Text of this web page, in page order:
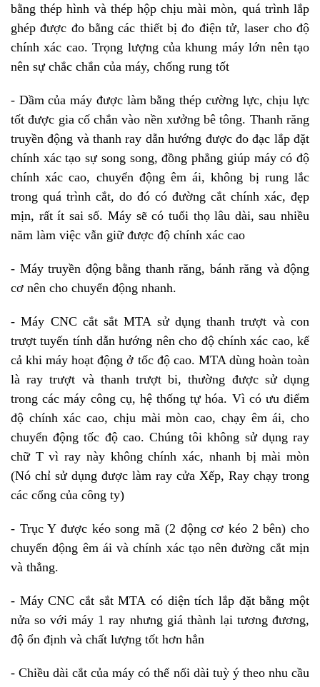
bằng thép hình và thép hộp chịu mài mòn, quá trình lắp
ghép được đo bằng các thiết bị đo điện tử, laser cho độ
chính xác cao. Trọng lượng của khung máy lớn nên tạo
nên sự chắc chắn của máy, chống rung tốt
- Dầm của máy được làm bằng thép cường lực, chịu lực
tốt được gia cố chắn vào nền xưởng bê tông. Thanh răng
truyền động và thanh ray dẫn hướng được đo đạc lắp đặt
chính xác tạo sự song song, đồng phẳng giúp máy có độ
chính xác cao, chuyển động êm ái, không bị rung lắc
trong quá trình cắt, do đó có đường cắt chính xác, đẹp
mịn, rất ít sai số. Máy sẽ có tuổi thọ lâu dài, sau nhiều
năm làm việc vẫn giữ được độ chính xác cao
- Máy truyền động bằng thanh răng, bánh răng và động
cơ nên cho chuyển động nhanh.
- Máy CNC cắt sắt MTA sử dụng thanh trượt và con
trượt tuyến tính dẫn hướng nên cho độ chính xác cao, kể
cả khi máy hoạt động ở tốc độ cao. MTA dùng hoàn toàn
là ray trượt và thanh trượt bi, thường được sử dụng
trong các máy công cụ, hệ thống tự hóa. Vì có ưu điểm
độ chính xác cao, chịu mài mòn cao, chạy êm ái, cho
chuyển động tốc độ cao. Chúng tôi không sử dụng ray
chữ T vì ray này không chính xác, nhanh bị mài mòn
(Nó chỉ sử dụng được làm ray cửa Xếp, Ray chạy trong
các cổng của công ty)
- Trục Y được kéo song mã (2 động cơ kéo 2 bên) cho
chuyển động êm ái và chính xác tạo nên đường cắt mịn
và thẳng.
- Máy CNC cắt sắtMTA có diện tích lắp đặt bằng một
nửa so với máy 1 ray nhưng giá thành lại tương đương,
độ ổn định và chất lượng tốt hơn hẳn
- Chiều dài cắt của máy có thể nối dài tuỳ ý theo nhu cầu